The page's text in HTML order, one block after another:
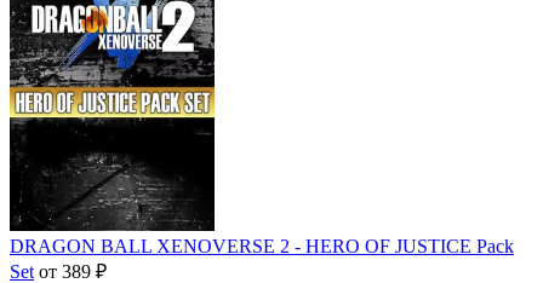
DRAGON BALL XENOVERSE 2 - HERO OF JUSTICE Pack
Set от 389 ₽